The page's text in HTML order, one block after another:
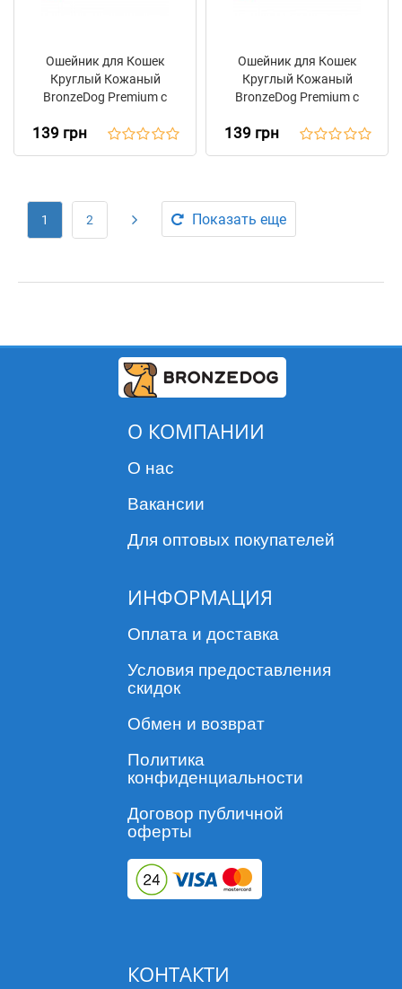
Ошейник для Кошек
Круглый Кожаный
BronzeDog Premium с
Колокольчиком
139 грн
Ошейник для Кошек
Круглый Кожаный
BronzeDog Premium с
Колокольчиком
139 грн
Показать еще
1 2
О КОМПАНИИ
О нас
Вакансии
Для оптовых покупателей
ИНФОРМАЦИЯ
Оплата и доставка
Условия предоставления
скидок
Обмен и возврат
Политика
конфиденциальности
Договор публичной
оферты
КОНТАКТИ